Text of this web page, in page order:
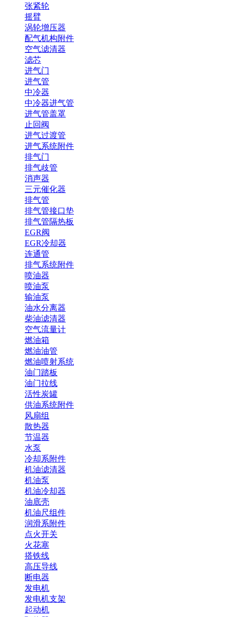
张紧轮
摇臂
涡轮增压器
配气机构附件
空气滤清器
滤芯
进气门
进气管
中冷器
中冷器进气管
进气管盖罩
止回阀
进气过渡管
进气系统附件
排气门
排气歧管
消声器
三元催化器
排气管
排气管接口垫
排气管隔热板
EGR阀
EGR冷却器
连通管
排气系统附件
喷油器
喷油泵
输油泵
油水分离器
柴油滤清器
空气流量计
燃油箱
燃油油管
燃油喷射系统
油门踏板
油门拉线
活性炭罐
供油系统附件
风扇组
散热器
节温器
水泵
冷却系附件
机油滤清器
机油泵
机油冷却器
油底壳
机油尺组件
润滑系附件
点火开关
火花塞
搭铁线
高压导线
断电器
发电机
发电机支架
起动机